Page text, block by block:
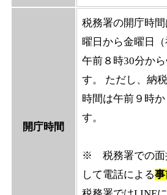
開庁時間
税務署の開庁時
曜日から金曜日
午前８時30分か
す。 ただし、納
時間は午前９時
す。
※ 税務署での面
して電話による事